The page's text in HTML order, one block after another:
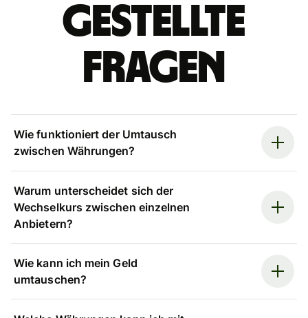
gestellte
Fragen
Wie funktioniert der Umtausch
zwischen Währungen?
Warum unterscheidet sich der
Wechselkurs zwischen einzelnen
Anbietern?
Wie kann ich mein Geld
umtauschen?